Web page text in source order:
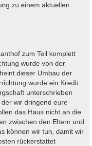
zu einem aktuellen
zum Teil komplett
wurde von der
dieser Umbau der
wurde ein Kredit
unterschrieben
wir dringend eure
das Haus nicht an die
zwischen den Eltern und
können wir tun, damit wir
rückerstattet